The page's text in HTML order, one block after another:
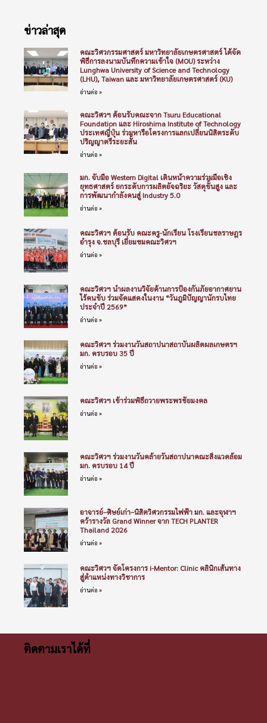
ข่าวล่าสุด
คณะวิศวกรรมศาสตร์ มหาวิทยาลัยเกษตรศาสตร์ ได้จัด
พิธีการลงนามบันทึกความเข้าใจ (MOU) ระหว่าง
Lunghwa University of Science and Technology
(LHU), Taiwan และ มหาวิทยาลัยเกษตรศาสตร์ (KU)
อ่านต่อ »
คณะวิศวฯ ต้อนรับคณะจาก Tsuru Educational
Foundation และ Hiroshima Institute of Technology
ประเทศญี่ปุ่น ร่วมหารือโครงการแลกเปลี่ยนนิสิตระดับ
ปริญญาตรีระยะสั้น
อ่านต่อ »
มก. จับมือ Western Digital เดินหน้าความร่วมมือเชิง
ยุทธศาสตร์ ยกระดับการผลิตอัจฉริยะ วัสดุขั้นสูง และ
การพัฒนากำลังคนสู่ Industry 5.0
อ่านต่อ »
คณะวิศวฯ ต้อนรับ คณะครู-นักเรียน โรงเรียนชลราษฎร
อำรุง จ.ชลบุรี เยี่ยมชมคณะวิศวฯ
อ่านต่อ »
คณะวิศวฯ นำผลงานวิจัยด้านการป้องกันภัยอากาศยาน
ไร้คนขับ ร่วมจัดแสดงในงาน “วันภูมิปัญญานักรบไทย
ประจำปี 2569”
อ่านต่อ »
คณะวิศวฯ ร่วมงานวันสถาปนาสถาบันผลิตผลเกษตรฯ
มก. ครบรอบ 35 ปี
อ่านต่อ »
คณะวิศวฯ เข้าร่วมพิธีถวายพระพรชัยมงคล
อ่านต่อ »
คณะวิศวฯ ร่วมงานวันคล้ายวันสถาปนาคณะสิ่งแวดล้อม
มก. ครบรอบ 14 ปี
อ่านต่อ »
อาจารย์–ศิษย์เก่า–นิสิตวิศวกรรมไฟฟ้า มก. และจุฬาฯ
คว้ารางวัล Grand Winner จาก TECH PLANTER
Thailand 2026
อ่านต่อ »
คณะวิศวฯ จัดโครงการ i-Mentor: Clinic คลินิกเส้นทาง
สู่ตำแหน่งทางวิชาการ
อ่านต่อ »
ติดตามเราได้ที่